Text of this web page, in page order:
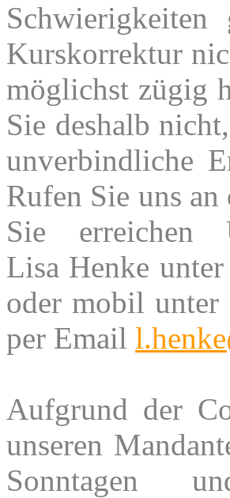
Kurskorrektur
möglichst zügig
Sie deshalb
unverbindliche
Rufen Sie uns an
Sie erreichen
Lisa Henke
oder mobil
per Email
Aufgrund der
unseren
Sonntagen